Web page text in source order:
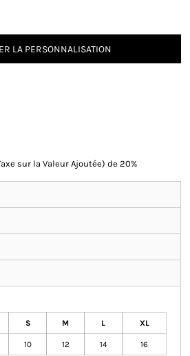
LA PERSONNALISATION
sur la Valeur Ajoutée) de 20%
S M L XL
10 12 14 16